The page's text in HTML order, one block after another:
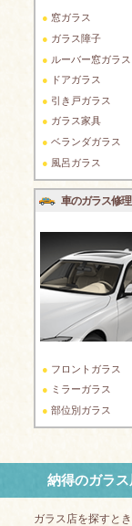
窓ガラス
ガラス障子
ルーバー窓ガラス
ドアガラス
引き戸ガラス
ガラス家具
ベランダガラス
風呂ガラス
車のガラス修
フロントガラス
ミラーガラス
部位別ガラス
納得のガラ
ガラス店を探すと